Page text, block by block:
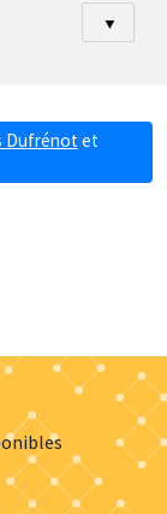
▼
Dufrénot et